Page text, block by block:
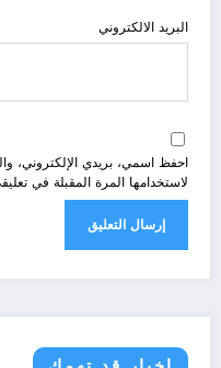
البريد الالكتروني
احفظ اسمي، بريدي الإلكتروني،
لاستخدامها المرة المقبلة في